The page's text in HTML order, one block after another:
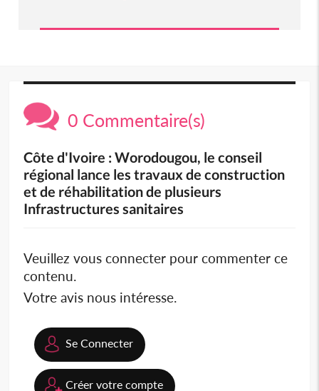
0 Commentaire(s)
Côte d'Ivoire : Worodougou, le conseil
régional lance les travaux de construction
et de réhabilitation de plusieurs
Infrastructures sanitaires
Veuillez vous connecter pour commenter ce
contenu.
Votre avis nous intéresse.
Se Connecter
Créer votre compte